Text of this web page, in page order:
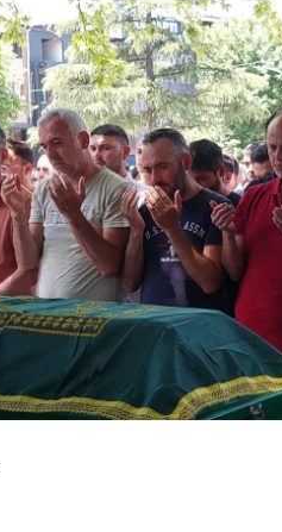
Tunceli
Şanlıurfa
Uşak
Van
Yozgat
Zonguldak
Aksaray
Bayburt
Karaman